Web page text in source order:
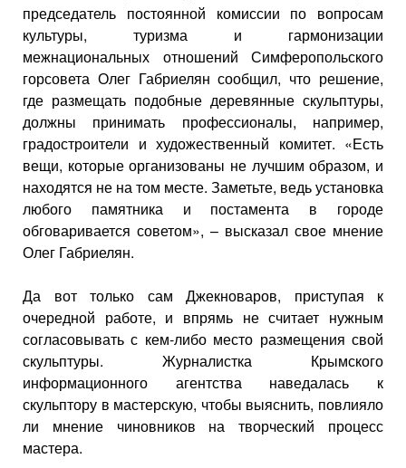
председатель постоянной комиссии по вопросам
культуры, туризма и гармонизации
межнациональных отношений Симферопольского
горсовета Олег Габриелян сообщил, что решение,
где размещать подобные деревянные скульптуры,
должны принимать профессионалы, например,
градостроители и художественный комитет. «Есть
вещи, которые организованы не лучшим образом, и
находятся не на том месте. Заметьте, ведь установка
любого памятника и постамента в городе
обговаривается советом», – высказал свое мнение
Олег Габриелян.
Да вот только сам Джекноваров, приступая к
очередной работе, и впрямь не считает нужным
согласовывать с кем-либо место размещения свой
скульптуры. Журналистка Крымского
информационного агентства наведалась к
скульптору в мастерскую, чтобы выяснить, повлияло
ли мнение чиновников на творческий процесс
мастера.